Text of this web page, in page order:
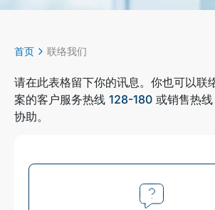
首页 联络我们
请在此表格留下你的讯息。你也可以联
案的客户服务热线 128-180 或销售热线
协助。